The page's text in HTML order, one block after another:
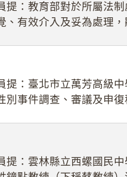
提：教育部對於所屬法
有效介入及妥為處理，
提：臺北市立萬芳高級
別事件調查、審議及申
提：雲林縣立西螺國民